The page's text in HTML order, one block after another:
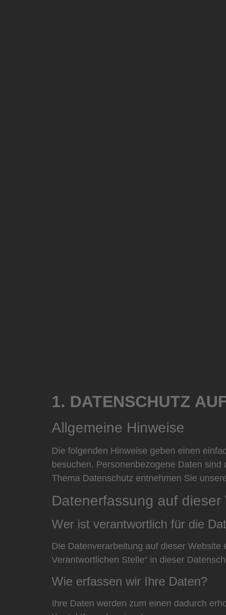
1. DATENSCHUTZ
Allgemeine Hinweise
Die folgenden Hinweise geben einen
besuchen. Personenbezogene Daten
Thema Datenschutz entnehmen Sie
Datenerfassung auf dieser
Wer ist verantwortlich für die
Die Datenverarbeitung auf dieser
Verantwortlichen Stelle“ in dieser
Wie erfassen wir Ihre Daten?
Ihre Daten werden zum einen dadurch